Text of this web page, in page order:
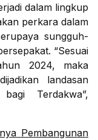
dalam lingkup
perkara dalam
sungguh-
“Sesuai
2024, maka
landasan
Terdakwa”,
Pembangunan